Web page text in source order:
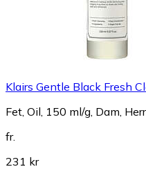
Klairs Gentle Black Fresh
Fet, Oil, 150 ml/g, Dam, Herr
fr.
231 kr